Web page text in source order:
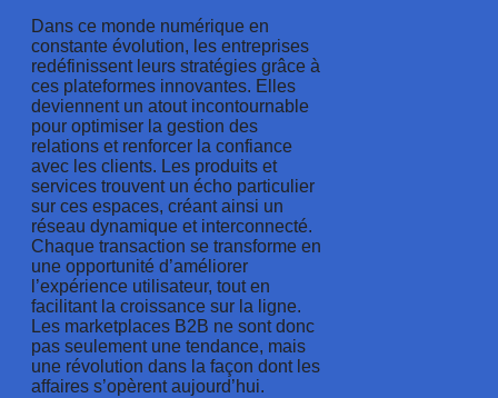
Dans ce monde numérique en
constante évolution, les entreprises
redéfinissent leurs stratégies grâce à
ces plateformes innovantes. Elles
deviennent un atout incontournable
pour optimiser la gestion des
relations et renforcer la confiance
avec les clients. Les produits et
services trouvent un écho particulier
sur ces espaces, créant ainsi un
réseau dynamique et interconnecté.
Chaque transaction se transforme en
une opportunité d’améliorer
l’expérience utilisateur, tout en
facilitant la croissance sur la ligne.
Les marketplaces B2B ne sont donc
pas seulement une tendance, mais
une révolution dans la façon dont les
affaires s’opèrent aujourd’hui.